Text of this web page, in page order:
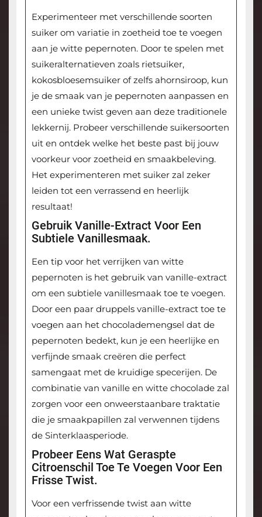
Experimenteer met verschillende soorten
suiker om variatie in zoetheid toe te voegen
aan je witte pepernoten. Door te spelen met
suikeralternatieven zoals rietsuiker,
kokosbloesemsuiker of zelfs ahornsiroop, kun
je de smaak van je pepernoten aanpassen en
een unieke twist geven aan deze traditionele
lekkernij. Probeer verschillende suikersoorten
uit en ontdek welke het beste past bij jouw
voorkeur voor zoetheid en smaakbeleving.
Het experimenteren met suiker zal zeker
leiden tot een verrassend en heerlijk
resultaat!
Gebruik Vanille-Extract Voor Een
Subtiele Vanillesmaak.
Een tip voor het verrijken van witte
pepernoten is het gebruik van vanille-extract
om een subtiele vanillesmaak toe te voegen.
Door een paar druppels vanille-extract toe te
voegen aan het chocolademengsel dat de
pepernoten bedekt, kun je een heerlijke en
verfijnde smaak creëren die perfect
samengaat met de kruidige specerijen. De
combinatie van vanille en witte chocolade zal
zorgen voor een onweerstaanbare traktatie
die je smaakpapillen zal verwennen tijdens
de Sinterklaasperiode.
Probeer Eens Wat Geraspte
Citroenschil Toe Te Voegen Voor Een
Frisse Twist.
Voor een verfrissende twist aan witte